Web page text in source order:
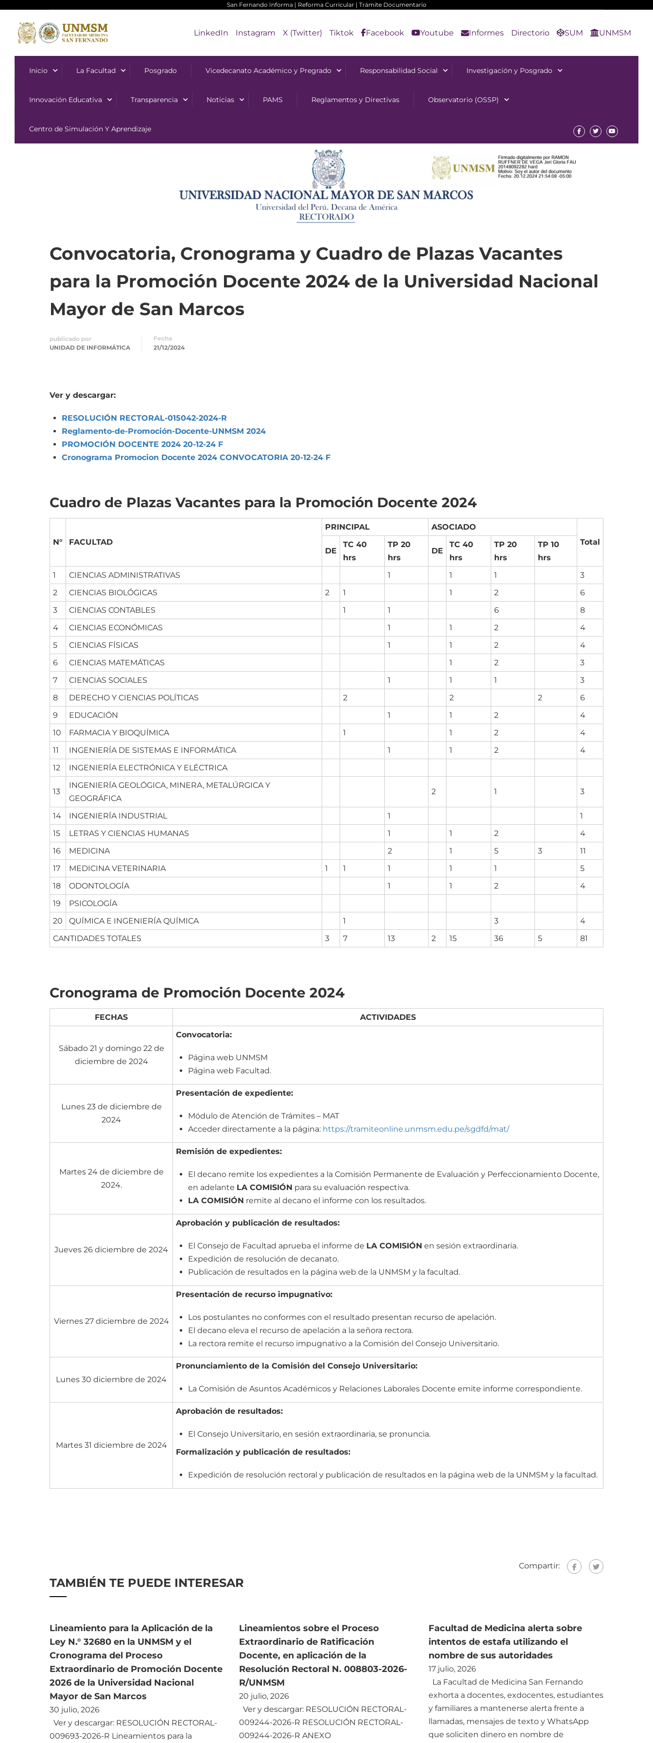
San Fernando Informa | Reforma Curricular| Trámite Documentario
LinkedIn Instagram X (Twitter) Tiktok Facebook Youtube Informes Directorio SUM UNMSM
Inicio La Facultad Posgrado Vicedecanato Académico y Pregrado Responsabilidad Social Investigación y Posgrado
Innovación Educativa Transparencia Noticias PAMS Reglamentos y Directivas Observatorio (OSSP)
Centro de Simulación Y Aprendizaje
Convocatoria, Cronograma y Cuadro de Plazas Vacantes
para la Promoción Docente 2024 de la Universidad Nacional
Mayor de San Marcos
publicado por
UNIDAD DE INFORMÁTICA
Fecha
21/12/2024
Ver y descargar:
RESOLUCIÓN RECTORAL-015042-2024-R
Reglamento-de-Promoción-Docente-UNMSM 2024
PROMOCIÓN DOCENTE 2024 20-12-24 F
Cronograma Promocion Docente 2024 CONVOCATORIA 20-12-24 F
Cuadro de Plazas Vacantes para la Promoción Docente 2024
N° FACULTAD
PRINCIPAL
ASOCIADO
Total
DE
TC 40
hrs
TP 20
hrs
DE
TC 40
hrs
TP 20
hrs
TP 10
hrs
1
CIENCIAS ADMINISTRATIVAS 1 1 1
3
2
CIENCIAS BIOLÓGICAS 2 1 1 2
6
3
CIENCIAS CONTABLES 1 1 6
8
4
CIENCIAS ECONÓMICAS 1 1 2
4
5
CIENCIAS FÍSICAS 1 1 2
4
6
CIENCIAS MATEMÁTICAS 1 2
3
7
CIENCIAS SOCIALES 1 1 1
3
8
DERECHO Y CIENCIAS POLÍTICAS 2 2 2
6
9
EDUCACIÓN 1 1 2
4
10
FARMACIA Y BIOQUÍMICA 1 1 2
4
11
INGENIERÍA DE SISTEMAS E INFORMÁTICA 1 1 2
4
12
INGENIERÍA ELECTRÓNICA Y ELÉCTRICA
13
INGENIERÍA GEOLÓGICA, MINERA, METALÚRGICA Y
GEOGRÁFICA
2 1 3
14 INGENIERÍA INDUSTRIAL 1
1
15
LETRAS Y CIENCIAS HUMANAS 1 1 2
4
16
MEDICINA 2 1 5 3
11
17
MEDICINA VETERINARIA 1 1 1 1 1
5
18
ODONTOLOGÍA 1 1 2
4
19
PSICOLOGÍA
20
QUÍMICA E INGENIERÍA QUÍMICA 1 3
4
CANTIDADES TOTALES
3 7 13 2 15 36 5 81
Cronograma de Promoción Docente 2024
FECHAS ACTIVIDADES
Sábado 21 y domingo 22 de
diciembre de 2024
Convocatoria:
Página web UNMSM
Página web Facultad.
Lunes 23 de diciembre de
2024
Presentación de expediente:
Módulo de Atención de Trámites – MAT
Acceder directamente a la página: https://tramiteonline.unmsm.edu.pe/sgdfd/mat/
Martes 24 de diciembre de
2024.
Remisión de expedientes:
El decano remite los expedientes a la Comisión Permanente de Evaluación y Perfeccionamiento Docente,
en adelante LA COMISIÓN para su evaluación respectiva.
LA COMISIÓN remite al decano el informe con los resultados.
Jueves 26 diciembre de 2024
Aprobación y publicación de resultados:
El Consejo de Facultad aprueba el informe de LA COMISIÓN en sesión extraordinaria.
Expedición de resolución de decanato.
Publicación de resultados en la página web de la UNMSM y la facultad.
Viernes 27 diciembre de 2024
Presentación de recurso impugnativo:
Los postulantes no conformes con el resultado presentan recurso de apelación.
El decano eleva el recurso de apelación a la señora rectora.
La rectora remite el recurso impugnativo a la Comisión del Consejo Universitario.
Lunes 30 diciembre de 2024
Pronunciamiento de la Comisión del Consejo Universitario:
La Comisión de Asuntos Académicos y Relaciones Laborales Docente emite informe correspondiente.
Martes 31 diciembre de 2024
Aprobación de resultados:
El Consejo Universitario, en sesión extraordinaria, se pronuncia.
Formalización y publicación de resultados:
Expedición de resolución rectoral y publicación de resultados en la página web de la UNMSM y la facultad.
Compartir:
TAMBIÉN TE PUEDE INTERESAR
Lineamiento para la Aplicación de la
Ley N.° 32680 en la UNMSM y el
Cronograma del Proceso
Extraordinario de Promoción Docente
2026 de la Universidad Nacional
Mayor de San Marcos
30 julio, 2026
Ver y descargar: RESOLUCIÓN RECTORAL-
009693-2026-R Lineamientos para la
Lineamientos sobre el Proceso
Extraordinario de Ratificación
Docente, en aplicación de la
Resolución Rectoral N. 008803-2026-
R/UNMSM
20 julio, 2026
Ver y descargar: RESOLUCIÓN RECTORAL-
009244-2026-R RESOLUCIÓN RECTORAL-
009244-2026-R ANEXO
Facultad de Medicina alerta sobre
intentos de estafa utilizando el
nombre de sus autoridades
17 julio, 2026
La Facultad de Medicina San Fernando
exhorta a docentes, exdocentes, estudiantes
y familiares a mantenerse alerta frente a
llamadas, mensajes de texto y WhatsApp
que soliciten dinero en nombre de